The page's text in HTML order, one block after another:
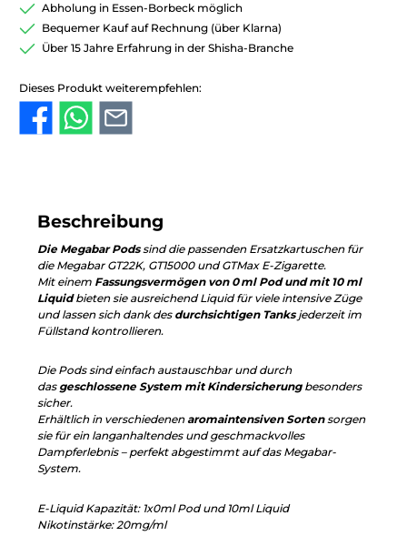
Abholung in Essen-Borbeck möglich
Bequemer Kauf auf Rechnung (über Klarna)
Über 15 Jahre Erfahrung in der Shisha-Branche
Dieses Produkt weiterempfehlen:
Beschreibung
Die Megabar Podssind die passenden Ersatzkartuschen für
die Megabar GT22K, GT15000 und GTMax E-Zigarette.
Mit einem Fassungsvermögen von 0 ml Pod und mit 10 ml
Liquidbieten sie ausreichend Liquid für viele intensive Züge
und lassen sich dank des durchsichtigen Tanksjederzeit im
Füllstand kontrollieren.
Die Pods sind einfach austauschbar und durch
das geschlossene System mit Kindersicherungbesonders
sicher.
Erhältlich in verschiedenenaromaintensiven Sortensorgen
sie für ein langanhaltendes und geschmackvolles
Dampferlebnis – perfekt abgestimmt auf das Megabar-
System.
E-Liquid Kapazität: 1x0ml Pod und 10ml Liquid
Nikotinstärke: 20mg/ml